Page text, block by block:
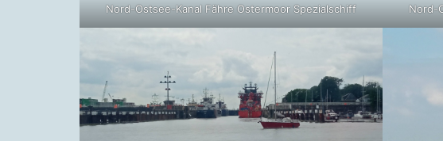
Nord-Ostsee-Kanal Fähre Ostermoor Spezialschiff Nord-